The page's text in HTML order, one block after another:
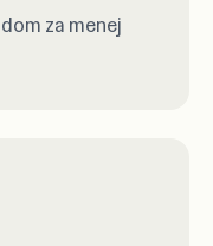
za menej